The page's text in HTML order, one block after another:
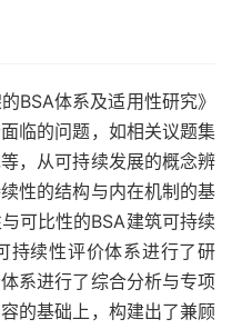
BSA体系及适用性研究》
临的问题，如相关议题集
，从可持续发展的概念辨
性的结构与内在机制的基
可比性的BSA建筑可持续
持续性评价体系进行了研
系进行了综合分析与专项
的基础上，构建出了兼顾